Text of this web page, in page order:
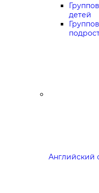
детей
Английский